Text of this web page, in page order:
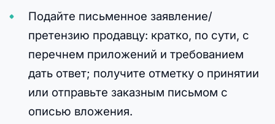
Подайте письменное заявление/
претензию продавцу: кратко, по сути, с
перечнем приложений и требованием
дать ответ; получите отметку о принятии
или отправьте заказным письмом с
описью вложения.